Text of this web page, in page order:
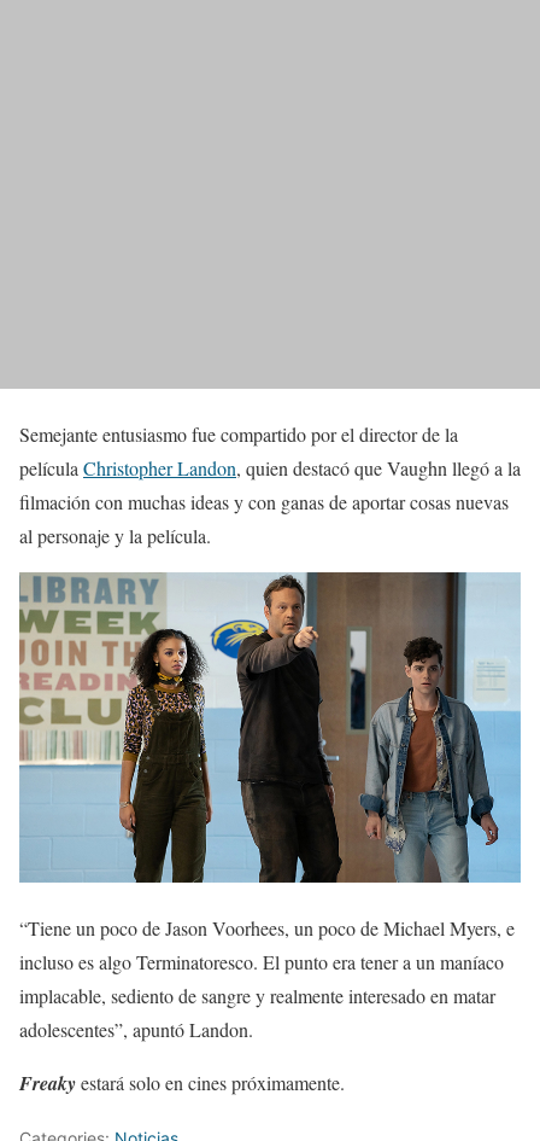
Semejante entusiasmo fue compartido por el director de la
película Christopher Landon, quien destacó que Vaughn llegó a la
filmación con muchas ideas y con ganas de aportar cosas nuevas
al personaje y la película.
“Tiene un poco de Jason Voorhees, un poco de Michael Myers, e
incluso es algo Terminatoresco. El punto era tener a un maníaco
implacable, sediento de sangre y realmente interesado en matar
adolescentes”, apuntó Landon.
Freakyestará solo en cines próximamente.